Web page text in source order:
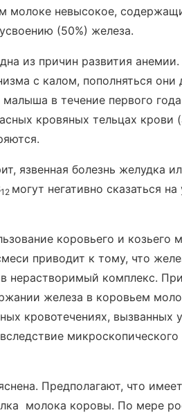
молоке невысокое,
(50%) железа.
из причин развития анемии.
с калом, пополняться они
малыша в течение первого
кровяных тельцах крови
язвенная болезнь желудка
12 могут негативно сказаться на
коровьего и козьего
приводит к тому, что
нерастворимый комплекс.
железа в коровьем
кровотечениях, вызванных
микроскопического
Предполагают, что
молока коровы. По мере